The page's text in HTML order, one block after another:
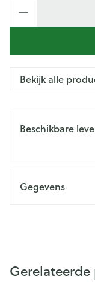
Bekijk alle
Beschikbare
Gegevens